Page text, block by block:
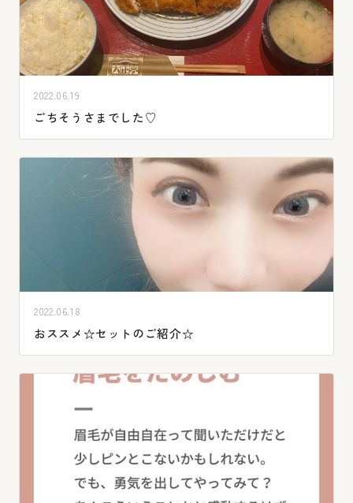
2022.06.19
ごちそうさまでした♡
2022.06.18
おススメ☆セットのご紹介☆